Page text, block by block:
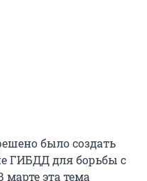
было создать
ГИБДД для борьбы с
эта тема